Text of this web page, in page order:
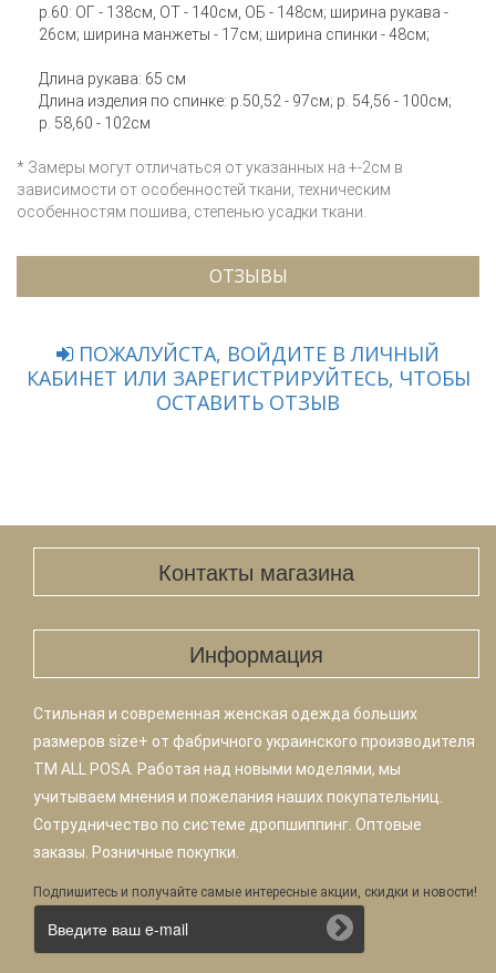
р.60: ОГ - 138см, ОТ - 140см, ОБ - 148см; ширина рукава -
26см; ширина манжеты - 17см; ширина спинки - 48см;
Длина рукава: 65 см
Длина изделия по спинке: р.50,52 - 97см; р. 54,56 - 100см;
р. 58,60 - 102см
* Замеры могут отличаться от указанных на +-2см в
зависимости от особенностей ткани, техническим
особенностям пошива, степенью усадки ткани.
ОТЗЫВЫ
ПОЖАЛУЙСТА, ВОЙДИТЕ В ЛИЧНЫЙ
КАБИНЕТ ИЛИ ЗАРЕГИСТРИРУЙТЕСЬ, ЧТОБЫ
ОСТАВИТЬ ОТЗЫВ
Контакты магазина
Информация
Стильная и современная женская одежда больших
размеров size+ от фабричного украинского производителя
TM ALL POSA. Работая над новыми моделями, мы
учитываем мнения и пожелания наших покупательниц.
Сотрудничество по системе дропшиппинг. Оптовые
заказы. Розничные покупки.
Подпишитесь и получайте самые интересные акции, скидки и новости!